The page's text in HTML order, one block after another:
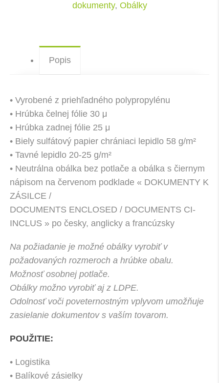
dokumenty, Obálky
Popis
• Vyrobené z priehľadného polypropylénu
• Hrúbka čelnej fólie 30 μ
• Hrúbka zadnej fólie 25 μ
• Biely sulfátový papier chrániaci lepidlo 58 g/m²
• Tavné lepidlo 20-25 g/m²
• Neutrálna obálka bez potlače a obálka s čiernym
nápisom na červenom podklade « DOKUMENTY K
ZÁSILCE /
DOCUMENTS ENCLOSED / DOCUMENTS CI-
INCLUS » po česky, anglicky a francúzsky
Na požiadanie je možné obálky vyrobiť v
požadovaných rozmeroch a hrúbke obalu.
Možnosť osobnej potlače.
Obálky možno vyrobiť aj z LDPE.
Odolnosť voči poveternostným vplyvom umožňuje
zasielanie dokumentov s vaším tovarom.
POUŽITIE:
• Logistika
• Balíkové zásielky